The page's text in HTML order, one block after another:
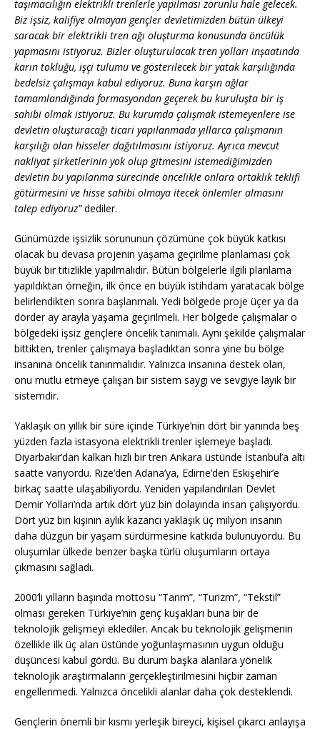
taşımacılığın elektrikli trenlerle yapılması zorunlu hale gelecek.
Biz işsiz, kalifiye olmayan gençler devletimizden bütün ülkeyi
saracak bir elektrikli tren ağı oluşturma konusunda öncülük
yapmasını istiyoruz. Bizler oluşturulacak tren yolları inşaatında
karın tokluğu, işçi tulumu ve gösterilecek bir yatak karşılığında
bedelsiz çalışmayı kabul ediyoruz. Buna karşın ağlar
tamamlandığında formasyondan geçerek bu kuruluşta bir iş
sahibi olmak istiyoruz. Bu kurumda çalışmak istemeyenlere ise
devletin oluşturacağı ticari yapılanmada yıllarca çalışmanın
karşılığı olan hisseler dağıtılmasını istiyoruz. Ayrıca mevcut
nakliyat şirketlerinin yok olup gitmesini istemediğimizden
devletin bu yapılanma sürecinde öncelikle onlara ortaklık teklifi
götürmesini ve hisse sahibi olmaya itecek önlemler almasını
talep ediyoruz”dediler.
Günümüzde işsizlik sorununun çözümüne çok büyük katkısı
olacak bu devasa projenin yaşama geçirilme planlaması çok
büyük bir titizlikle yapılmalıdır. Bütün bölgelerle ilgili planlama
yapıldıktan örneğin, ilk önce en büyük istihdam yaratacak bölge
belirlendikten sonra başlanmalı. Yedi bölgede proje üçer ya da
dörder ay arayla yaşama geçirilmeli. Her bölgede çalışmalar o
bölgedeki işsiz gençlere öncelik tanımalı. Aynı şekilde çalışmalar
bittikten, trenler çalışmaya başladıktan sonra yine bu bölge
insanına öncelik tanınmalıdır. Yalnızca insanına destek olan,
onu mutlu etmeye çalışan bir sistem saygı ve sevgiye layık bir
sistemdir.
Yaklaşık on yıllık bir süre içinde Türkiye’nin dört bir yanında beş
yüzden fazla istasyona elektrikli trenler işlemeye başladı.
Diyarbakır’dan kalkan hızlı bir tren Ankara üstünde İstanbul’a altı
saatte varıyordu. Rize’den Adana’ya, Edirne’den Eskişehir’e
birkaç saatte ulaşabiliyordu. Yeniden yapılandırılan Devlet
Demir Yolları’nda artık dört yüz bin dolayında insan çalışıyordu.
Dört yüz bin kişinin aylık kazancı yaklaşık üç milyon insanın
daha düzgün bir yaşam sürdürmesine katkıda bulunuyordu. Bu
oluşumlar ülkede benzer başka türlü oluşumların ortaya
çıkmasını sağladı.
2000’li yılların başında mottosu “Tarım”, “Turizm”, “Tekstil”
olması gereken Türkiye’nin genç kuşakları buna bir de
teknolojik gelişmeyi eklediler. Ancak bu teknolojik gelişmenin
özellikle ilk üç alan üstünde yoğunlaşmasının uygun olduğu
düşüncesi kabul gördü. Bu durum başka alanlara yönelik
teknolojik araştırmaların gerçekleştirilmesini hiçbir zaman
engellenmedi. Yalnızca öncelikli alanlar daha çok desteklendi.
Gençlerin önemli bir kısmı yerleşik bireyci, kişisel çıkarcı anlayışa